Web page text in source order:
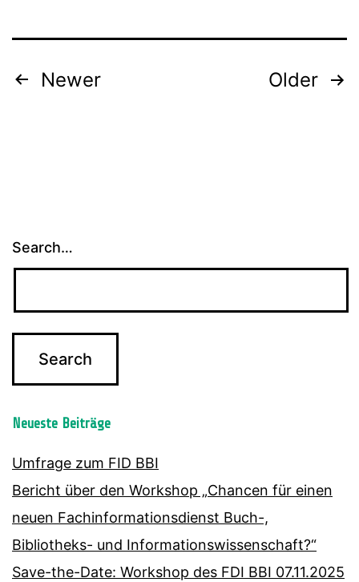
Beitrags-
Newer Older
Search…
Neueste Beiträge
Umfrage zum FID BBI
Bericht über den Workshop „Chancen für einen
neuen Fachinformationsdienst Buch-,
Bibliotheks- und Informationswissenschaft?“
Save-the-Date: Workshop des FDI BBI 07.11.2025